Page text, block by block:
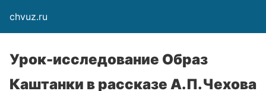
chvuz.ru
Урок-исследование Образ
Каштанки в рассказе А.П.Чехова